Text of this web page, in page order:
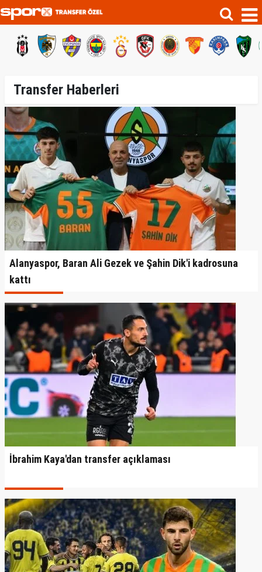
Transfer Haberleri
Alanyaspor, Baran Ali Gezek ve Şahin Dik'i kadrosuna
kattı
İbrahim Kaya'dan transfer açıklaması